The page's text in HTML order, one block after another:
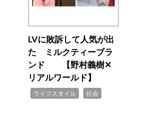
LVに敗訴して人気が出
た ミルクティーブラ
ンド 【野村義樹✕
リアルワールド】
ライフスタイル 社会